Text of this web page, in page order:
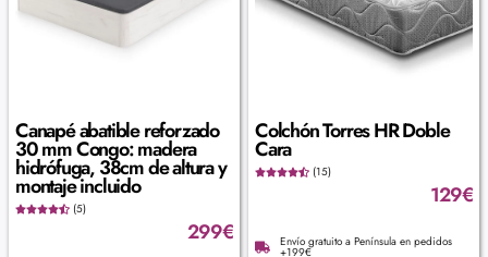
Canapé abatible reforzado
30 mm Congo: madera
hidrófuga, 38cm de altura y
montaje incluido
(5)
299€
Colchón Torres HR Doble
Cara
(15)
129€
Envío gratuito a Península en pedidos
+199€